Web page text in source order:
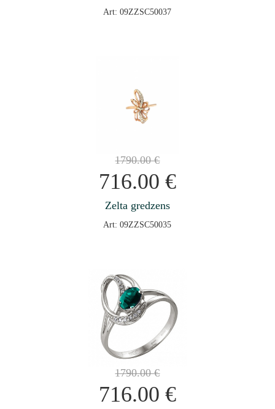
Art: 09ZZSC50037
1790.00€
716.00 €
Zelta gredzens
Art: 09ZZSC50035
1790.00€
716.00 €